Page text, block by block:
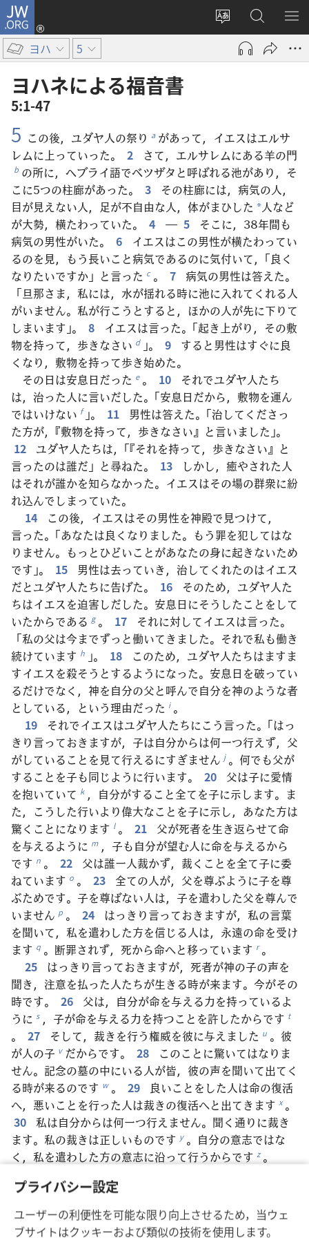
プライバシー設定
ユーザーの利便性を可能な限り向上させるため，当ウェ
ブサイトはクッキーおよび類似の技術を使用します。
JW.ORG
サ
ト
変
え
る
ロ
グ
ン
ブ
で
開
く）
JW.ORG
の
検
メ
を
ヨハ 5
ヨハネ​に​よる​福音​書
5:1-47
5 この後，ユダヤ人の祭り a があって，イエスはエルサ
レムに上っていった。
2 さて，エルサレムにある羊の門
b の所に，ヘブライ語でベツザタと呼ばれる池があり，そ
こに5つの柱廊があった。
3
その柱廊には，病気の人，
目が見えない人，足が不自由な人，体がまひした *人など
が大勢，横たわっていた。
4 ― 5
そこに，38年間も
病気の男性がいた。
6
イエスはこの男性が横たわってい
るのを見，もう長いこと病気であるのに気付いて，「良く
なりたいですか」と言った c 。 7
病気の男性は答えた。
「旦那さま，私には，水が揺れる時に池に入れてくれる人
がいません。私が行こうとすると，ほかの人が先に下りて
しまいます」。
8
イエスは言った。「起き上がり，その敷
物を持って，歩きなさい d 」。 9
すると男性はすぐに良
くなり，敷物を持って歩き始めた。
その日は安息日だった e 。 10
それでユダヤ人たち
は，治った人に言いだした。「安息日だから，敷物を運ん
ではいけない f 」。 11
男性は答えた。「治してくださっ
た方が，『敷物を持って，歩きなさい』と言いました」。
12
ユダヤ人たちは，「『それを持って，歩きなさい』と
言ったのは誰だ」と尋ねた。
13
しかし，癒やされた人
はそれが誰かを知らなかった。イエスはその場の群衆に紛
れ込んでしまっていた。
14
この後，イエスはその男性を神殿で見つけて，
言った。「あなたは良くなりました。もう罪を犯してはな
りません。もっとひどいことがあなたの身に起きないため
です」。
15
男性は去っていき，治してくれたのはイエス
だとユダヤ人たちに告げた。
16
そのため，ユダヤ人た
ちはイエスを迫害しだした。安息日にそうしたことをして
いたからである g 。 17
それに対してイエスは言った。
「私の父は今までずっと働いてきました。それで私も働き
続けています h 」。 18
このため，ユダヤ人たちはますま
すイエスを殺そうとするようになった。安息日を破ってい
るだけでなく，神を自分の父と呼んで自分を神のような者
としている，という理由だった i 。
19
それでイエスはユダヤ人たちにこう言った。「はっ
きり言っておきますが，子は自分からは何一つ行えず，父
がしていることを見て行えるにすぎません j 。何でも父が
することを子も同じように行います。
20
父は子に愛情
を抱いていて k ，自分がすること全てを子に示します。ま
た，こうした行いより偉大なことを子に示し，あなた方は
驚くことになります l 。 21
父が死者を生き返らせて命
を与えるように m ，子も自分が望む人に命を与えるから
です n 。 22
父は誰一人裁かず，裁くことを全て子に委
ねています o 。 23
全ての人が，父を尊ぶように子を尊
ぶためです。子を尊ばない人は，子を遣わした父を尊んで
いません p 。 24
はっきり言っておきますが，私の言葉
を聞いて，私を遣わした方を信じる人は，永遠の命を受け
ます q 。断罪されず，死から命へと移っています r 。
25
はっきり言っておきますが，死者が神の子の声を
聞き，注意を払った人たちが生きる時が来ます。今がその
時です。
26
父は，自分が命を与える力を持っているよ
うに s ，子が命を与える力を持つことを許したからです t
。 27 そして，裁きを行う権威を彼に与えました u 。彼
が人の子 v だからです。 28
このことに驚いてはなりま
せん。記念の墓の中にいる人が皆，彼の声を聞いて出てく
る時が来るのです w 。 29
良いことをした人は命の復活
へ，悪いことを行った人は裁きの復活へと出てきます x 。
30
私は自分からは何一つ行えません。聞く通りに裁き
ます。私の裁きは正しいものです y 。自分の意志ではな
く，私を遣わした方の意志に沿って行うからです z 。
の証言は真実ではありません
る方が別にいて，その方がする証言は真実であることを私
は知っています b 。 33あなた方はヨハネの所に人々を